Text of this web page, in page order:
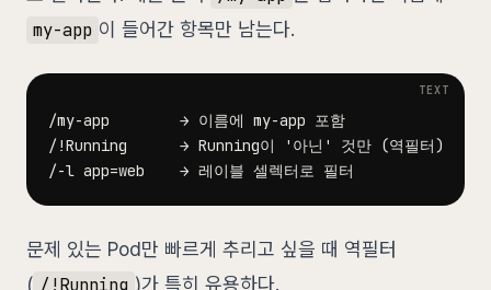
my-app 이 들어간 항목만 남는다.
문제 있는 Pod만 빠르게 추리고 싶을 때 역필터
( /!Running )가 특히 유용하다.